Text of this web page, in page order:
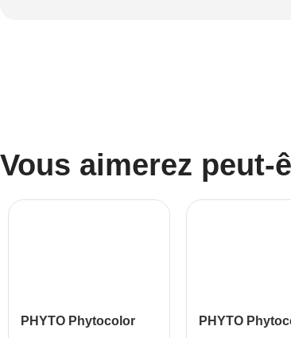
Vous aimerez peut-
PHYTO Phytocolor
PHYTO